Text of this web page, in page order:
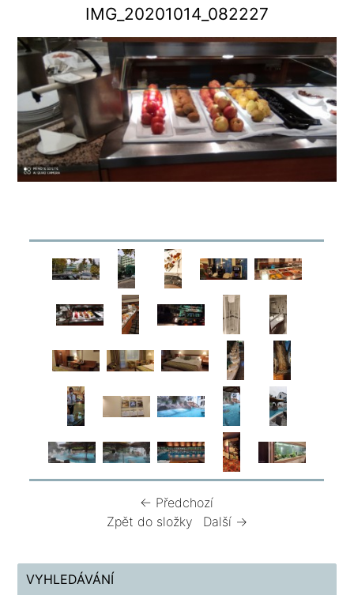
IMG_20201014_082227
← Předchozí
Zpět do složky
Další →
VYHLEDÁVÁNÍ